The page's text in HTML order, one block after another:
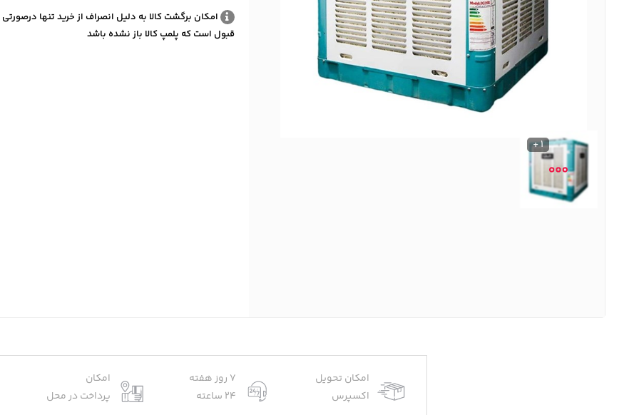
نوشیدنی ها
روشنایی و الکتریکی
1 +
امکان برگشت کالا به دلیل انصراف از خرید تنها
قبول است که پلمپ کالا باز نشده باشد
امکان تحویل
اکسپرس
7 روز هفته
24 ساعته
امکان
پرداخت در محل